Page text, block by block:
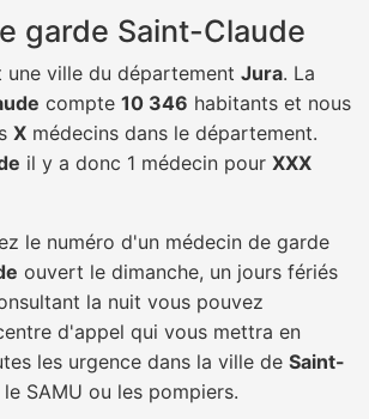
garde Saint-Claude
une ville du département Jura. La
compte 10 346 habitants et nous
X médecins dans le département.
il y a donc 1 médecin pour XXX
le numéro d'un médecin de garde
ouvert le dimanche, un jours fériés
la nuit vous pouvez
d'appel qui vous mettra en
les urgence dans la ville de Saint-
SAMU ou les pompiers.